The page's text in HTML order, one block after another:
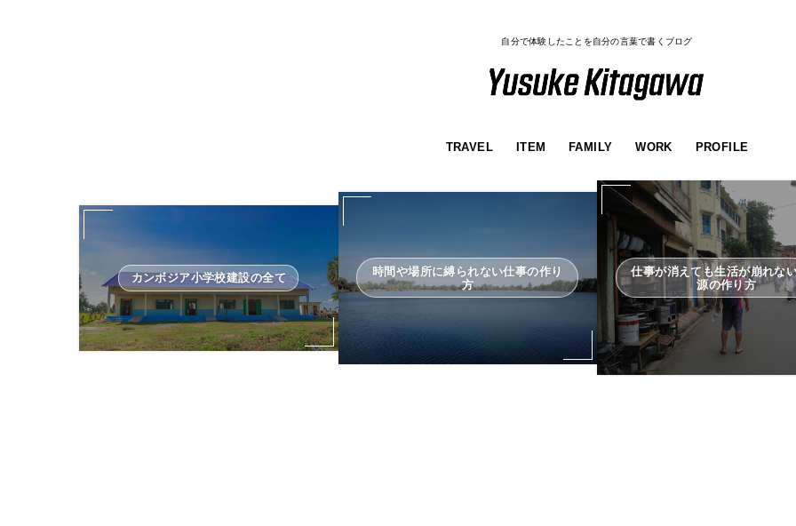
自分で体験したことを自分の言葉で書くブログ
TRAVEL ITEM FAMILY WORK PROFILE
カンボジア小学校建設の全て
時間や場所に縛られない仕事の作り
方
仕事が消えても生活が崩れな
源の作り方